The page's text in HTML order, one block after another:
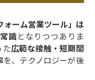
ォーム営業ツール」は
識となりつつありま
た広範な接触・短期間
を、テクノロジーが後